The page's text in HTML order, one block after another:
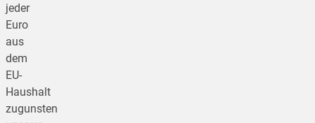
jeder
Euro
aus
dem
EU-
Haushalt
zugunsten